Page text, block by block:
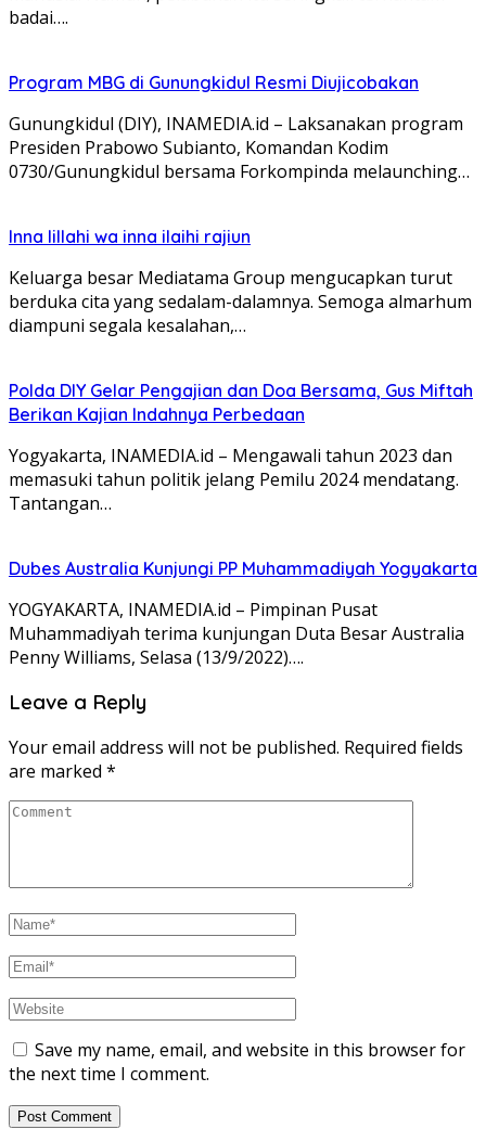
badai….
Program MBG di Gunungkidul Resmi Diujicobakan
Gunungkidul (DIY), INAMEDIA.id – Laksanakan program
Presiden Prabowo Subianto, Komandan Kodim
0730/Gunungkidul bersama Forkompinda melaunching…
Inna lillahi wa inna ilaihi rajiun
Keluarga besar Mediatama Group mengucapkan turut
berduka cita yang sedalam-dalamnya. Semoga almarhum
diampuni segala kesalahan,…
Polda DIY Gelar Pengajian dan Doa Bersama, Gus Miftah
Berikan Kajian Indahnya Perbedaan
Yogyakarta, INAMEDIA.id – Mengawali tahun 2023 dan
memasuki tahun politik jelang Pemilu 2024 mendatang.
Tantangan…
Dubes Australia Kunjungi PP Muhammadiyah Yogyakarta
YOGYAKARTA, INAMEDIA.id – Pimpinan Pusat
Muhammadiyah terima kunjungan Duta Besar Australia
Penny Williams, Selasa (13/9/2022)….
Leave a Reply
Your email address will not be published. Required fields
are marked *
Save my name, email, and website in this browser for
the next time I comment.